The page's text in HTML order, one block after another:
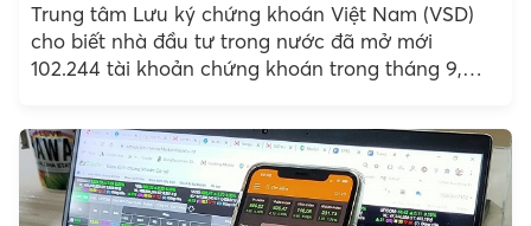
Trung tâm Lưu ký chứng khoán Việt Nam (VSD)
cho biết nhà đầu tư trong nước đã mở mới
102.244 tài khoản chứng khoán trong tháng 9,